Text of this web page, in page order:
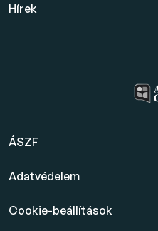
Hírek
ÁSZF
Adatvédelem
Cookie-beállítások